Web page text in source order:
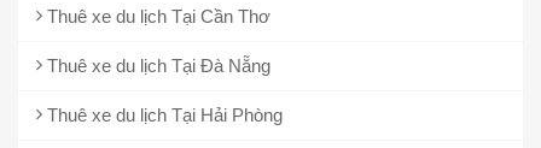
Thuê xe du lịch Tại Cần Thơ
Thuê xe du lịch Tại Đà Nẵng
Thuê xe du lịch Tại Hải Phòng